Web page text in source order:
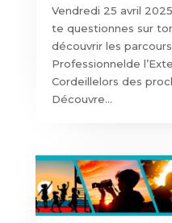
Vendredi 25 avril
te questionnes sur
découvrir les
Professionnelde
Cordeillelors des
Découvre...